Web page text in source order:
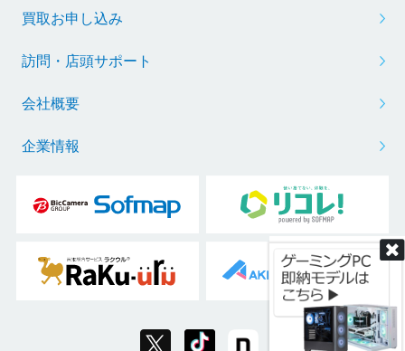
買取お申し込み
訪問・店頭サポート
会社概要
企業情報